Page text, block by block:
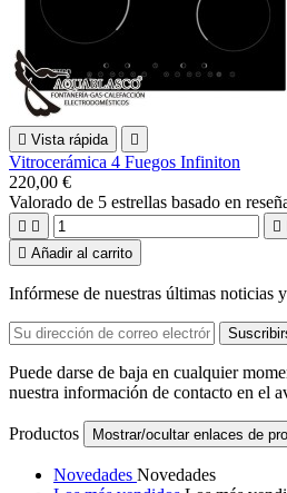
 Vista rápida 
Vitrocerámica 4 Fuegos Infiniton
220,00 €
Valorado de 5 estrellas basado en
  
 Añadir al carrito
Infórmese de nuestras últimas noticias
Puede darse de baja en cualquier
nuestra información de contacto en el
Productos Mostrar/ocultar enlaces de
Novedades Novedades